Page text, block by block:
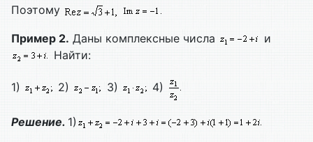
Поэтому
Пример 2. Даны комплексные числа
и
Найти:
1) 2) 3) 4)
Решение. 1)